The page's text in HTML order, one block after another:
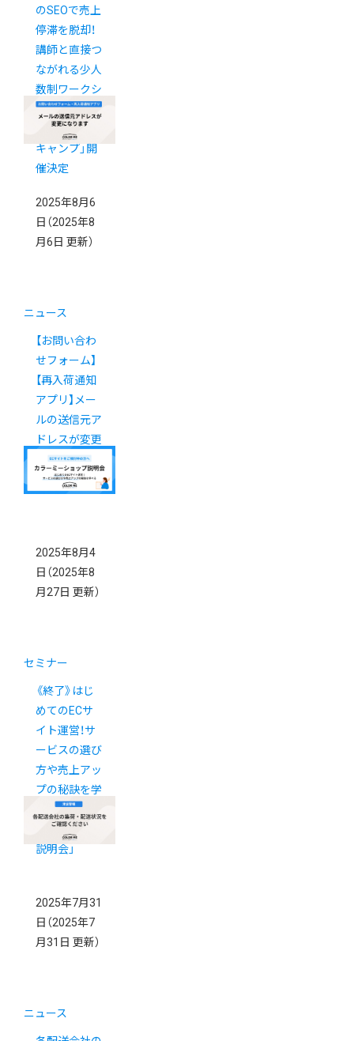
のSEOで売上
停滞を脱却！
講師と直接つ
ながれる少人
数制ワークシ
ョップ「カラ
ーミーブート
キャンプ」開
催決定
2025年8月6
日 （2025年8
月6日 更新）
ニュース
【お問い合わ
せフォーム】
【再入荷通知
アプリ】メー
ルの送信元ア
ドレスが変更
になります
2025年8月4
日 （2025年8
月27日 更新）
セミナー
《終了》はじ
めてのECサ
イト運営！サ
ービスの選び
方や売上アッ
プの秘訣を学
べる「カラー
ミーショップ
説明会」
2025年7月31
日 （2025年7
月31日 更新）
ニュース